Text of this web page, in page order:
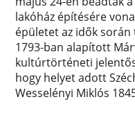
lakóház építésére
épületet az idők
1793-ban alapított
kultúrtörténeti
hogy helyet adott
Wesselényi Miklós